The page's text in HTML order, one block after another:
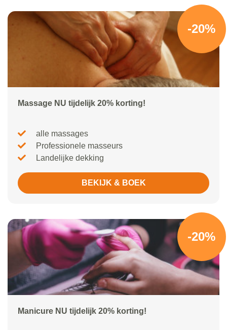
-20%
Massage NU tijdelijk 20% korting!
alle massages
Professionele masseurs
Landelijke dekking
BEKIJK & BOEK
-20%
Manicure NU tijdelijk 20% korting!